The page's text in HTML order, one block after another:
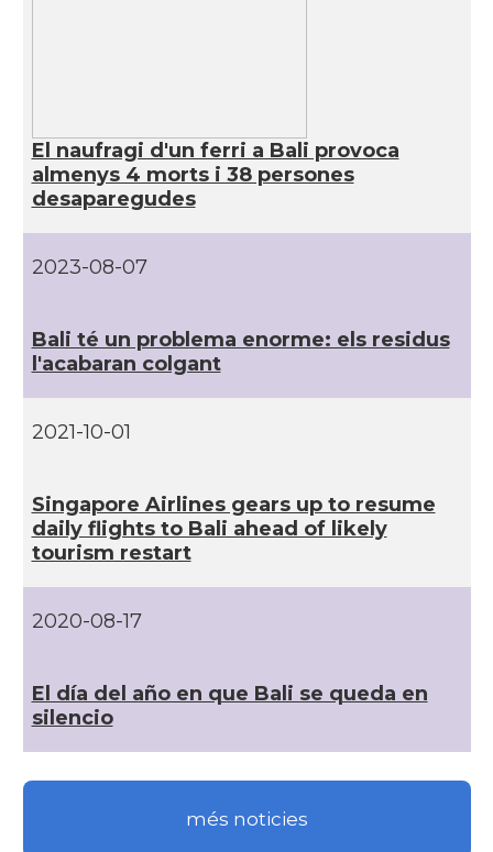
El naufragi d'un ferri a Bali provoca
almenys 4 morts i 38 persones
desaparegudes
2023-08-07
Bali té un problema enorme: els residus
l'acabaran colgant
2021-10-01
Singapore Airlines gears up to resume
daily flights to Bali ahead of likely
tourism restart
2020-08-17
El dí­a del año en que Bali se queda en
silencio
més noticies